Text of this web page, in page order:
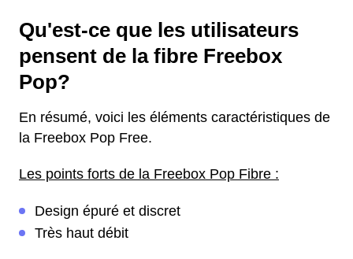
Qu'est-ce que les utilisateurs
pensent de la fibre Freebox
Pop?
En résumé, voici les éléments caractéristiques de
la Freebox Pop Free.
Les points forts de la Freebox Pop Fibre :
Design épuré et discret
Très haut débit